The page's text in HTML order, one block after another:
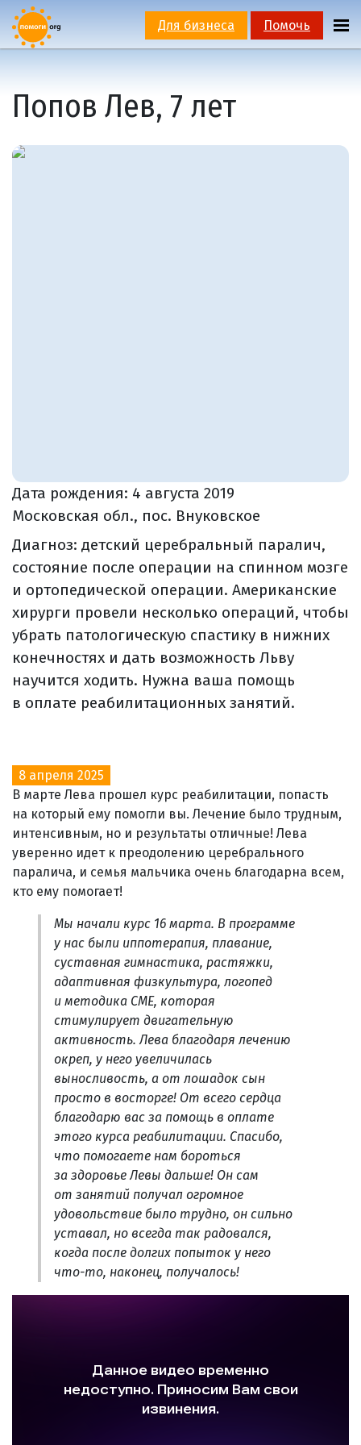
Для бизнеса Помочь
Попов Лев, 7 лет
Дата рождения: 4 августа 2019
Московская обл., пос. Внуковское
Диагноз: детский церебральный паралич,
состояние после операции на спинном мозге
и ортопедической операции. Американские
хирурги провели несколько операций, чтобы
убрать патологическую спастику в нижних
конечностях и дать возможность Льву
научится ходить. Нужна ваша помощь
в оплате реабилитационных занятий.
8 апреля 2025
В марте Лева прошел курс реабилитации, попасть
на который ему помогли вы. Лечение было трудным,
интенсивным, но и результаты отличные! Лева
уверенно идет к преодолению церебрального
паралича, и семья мальчика очень благодарна всем,
кто ему помогает!
Мы начали курс 16 марта. В программе
у нас были иппотерапия, плавание,
суставная гимнастика, растяжки,
адаптивная физкультура, логопед
и методика СМЕ, которая
стимулирует двигательную
активность. Лева благодаря лечению
окреп, у него увеличилась
выносливость, а от лошадок сын
просто в восторге! От всего сердца
благодарю вас за помощь в оплате
этого курса реабилитации. Спасибо,
что помогаете нам бороться
за здоровье Левы дальше! Он сам
от занятий получал огромное
удовольствие было трудно, он сильно
уставал, но всегда так радовался,
когда после долгих попыток у него
что-то, наконец, получалось!